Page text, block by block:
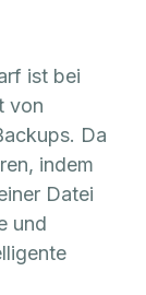
ist bei
von
Da
indem
Datei
und